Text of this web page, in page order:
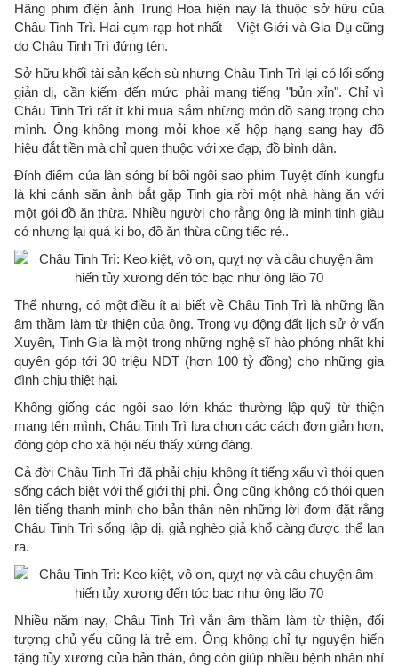
Hãng phim điện ảnh Trung Hoa hiện nay là thuộc sở hữu của
Châu Tinh Trì. Hai cụm rạp hot nhất – Việt Giới và Gia Dụ cũng
do Châu Tinh Trì đứng tên.
Sở hữu khối tài sản kếch sù nhưng Châu Tinh Trì lại có lối sống
giản dị, cần kiếm đến mức phải mang tiếng "bủn xỉn". Chỉ vì
Châu Tinh Trì rất ít khi mua sắm những món đồ sang trọng cho
mình. Ông không mong mỏi khoe xế hộp hạng sang hay đồ
hiệu đắt tiền mà chỉ quen thuộc với xe đạp, đồ bình dân.
Đỉnh điểm của làn sóng bỉ bôi ngôi sao phim Tuyệt đỉnh kungfu
là khi cánh săn ảnh bắt gặp Tinh gia rời một nhà hàng ăn với
một gói đồ ăn thừa. Nhiều người cho rằng ông là minh tinh giàu
có nhưng lại quá ki bo, đồ ăn thừa cũng tiếc rẻ..
Thế nhưng, có một điều ít ai biết về Châu Tinh Trì là những lần
âm thầm làm từ thiện của ông. Trong vụ động đất lịch sử ở vấn
Xuyên, Tinh Gia là một trong những nghệ sĩ hào phóng nhất khi
quyên góp tới 30 triệu NDT (hơn 100 tỷ đồng) cho những gia
đình chịu thiệt hại.
Không giống các ngôi sao lớn khác thường lập quỹ từ thiện
mang tên mình, Châu Tinh Trì lựa chọn các cách đơn giản hơn,
đóng góp cho xã hội nếu thấy xứng đáng.
Cả đời Châu Tinh Trì đã phải chịu không ít tiếng xấu vì thói quen
sống cách biệt với thế giới thị phi. Ông cũng không có thói quen
lên tiếng thanh minh cho bản thân nên những lời đơm đặt rằng
Châu Tinh Trì sống lập dị, giả nghèo giả khổ càng được thể lan
ra.
Nhiều năm nay, Châu Tinh Trì vẫn âm thầm làm từ thiện, đối
tượng chủ yếu cũng là trẻ em. Ông không chỉ tự nguyện hiến
tặng tủy xương của bản thân, ông còn giúp nhiều bệnh nhân nhí